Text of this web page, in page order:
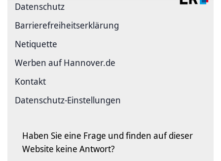
Datenschutz
Barriere­freiheits­erklärung
Netiquette
Werben auf Hannover.de
Kontakt
Datenschutz-Einstellungen
Haben Sie eine Frage und finden auf dieser
Website keine Antwort?